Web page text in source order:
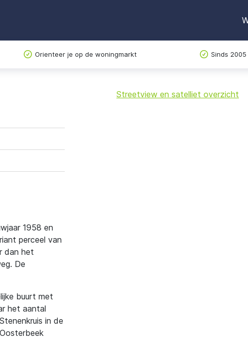
Orienteer je op de woningmarkt Sinds
1958 en
perceel van
dan het
De
buurt met
het aantal
in de
+
Streetview en satelliet overzicht